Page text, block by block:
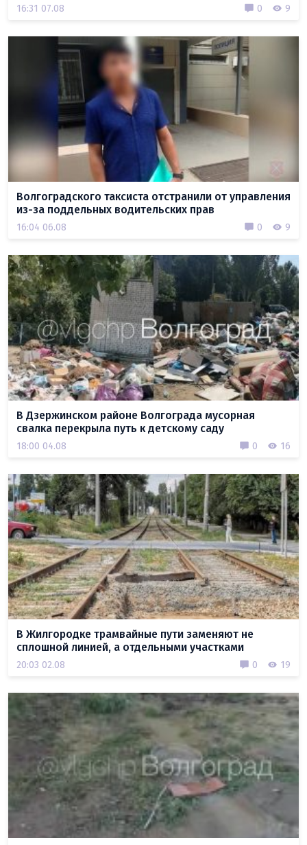
16:31 07.08 0 9
Волгоградского таксиста отстранили от управления
из-за поддельных водительских прав
16:04 06.08 0 9
В Дзержинском районе Волгограда мусорная
свалка перекрыла путь к детскому саду
18:00 04.08 0 16
В Жилгородке трамвайные пути заменяют не
сплошной линией, а отдельными участками
20:03 02.08 0 19